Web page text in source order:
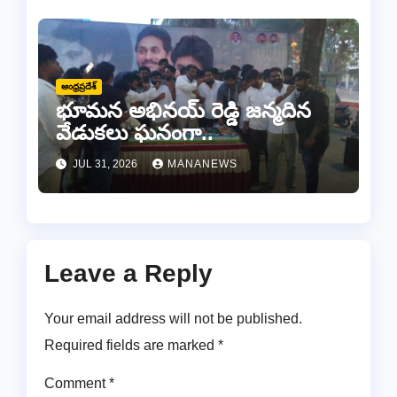
ఆంధ్రప్రదేశ్
భూమన అభినయ్ రెడ్డి జన్మదిన
వేడుకలు ఘనంగా..
JUL 31, 2026 MANANEWS
Leave a Reply
Your email address will not be published.
Required fields are marked *
Comment*